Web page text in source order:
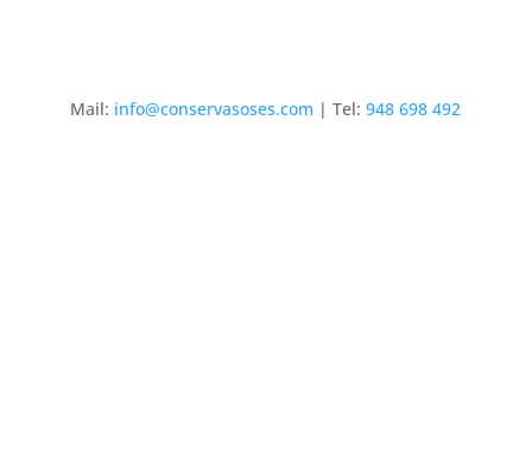
Mail: info@conservasoses.com | Tel:948 698 492